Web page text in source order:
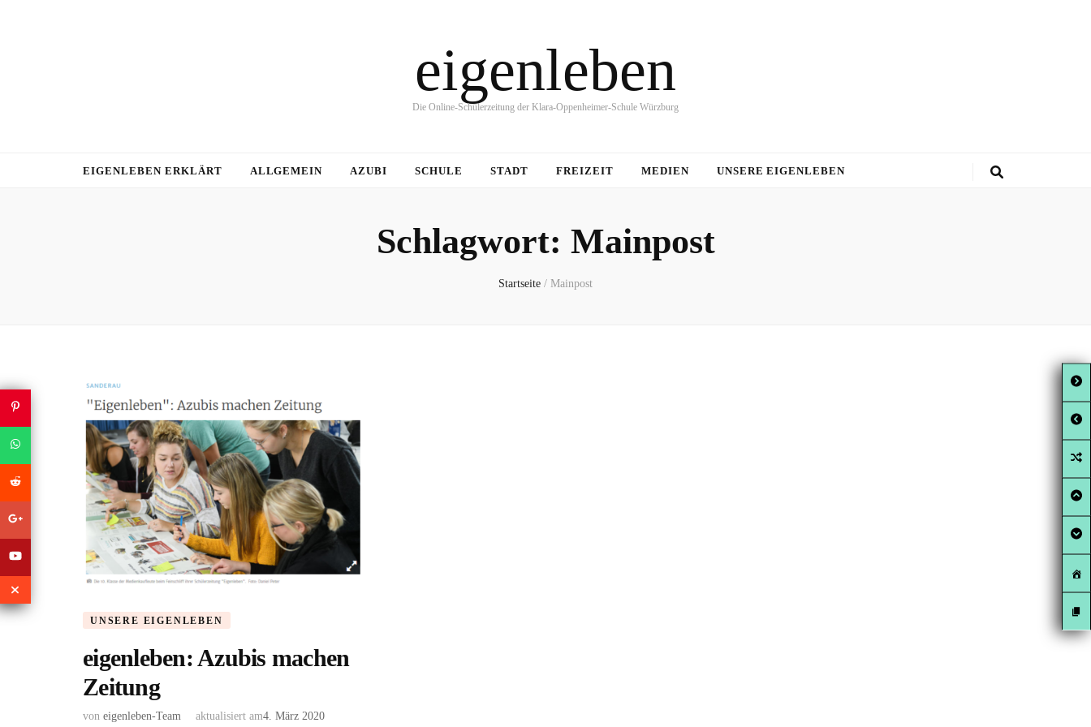
eigenleben
Die Online-Schülerzeitung der Klara-Oppenheimer-Schule Würzburg
EIGENLEBEN ERKLÄRT ALLGEMEIN AZUBI SCHULE STADT FREIZEIT MEDIEN UNSERE EIGENLEBEN
Schlagwort: Mainpost
Startseite / Mainpost
UNSERE EIGENLEBEN
eigenleben: Azubis machen
Zeitung
von eigenleben-Team aktualisiert am4. März 2020